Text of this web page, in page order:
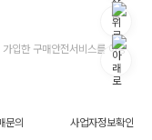
입한 구매안전서비스를 이용
문의 사업자정보확인